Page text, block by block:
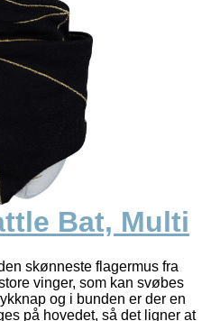
Bat, Multi
skønneste flagermus fra
vinger, som kan svøbes
og i bunden er der en
på hovedet, så det ligner at